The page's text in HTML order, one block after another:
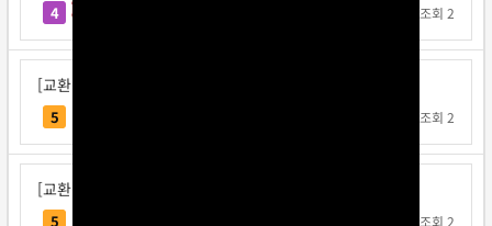
4 조회 2
[교환신청] 다또속
5 조회 2
[교환신청] 일구쏙이구팅
5 조회 2